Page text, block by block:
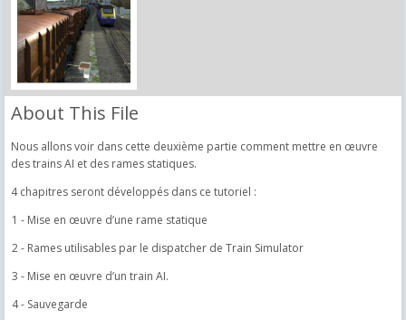
About This File
Nous allons voir dans cette deuxième partie comment mettre en œuvre
des trains AI et des rames statiques.
4 chapitres seront développés dans ce tutoriel :
1 - Mise en œuvre d’une rame statique
2 - Rames utilisables par le dispatcher de Train Simulator
3 - Mise en œuvre d’un train AI.
4 - Sauvegarde